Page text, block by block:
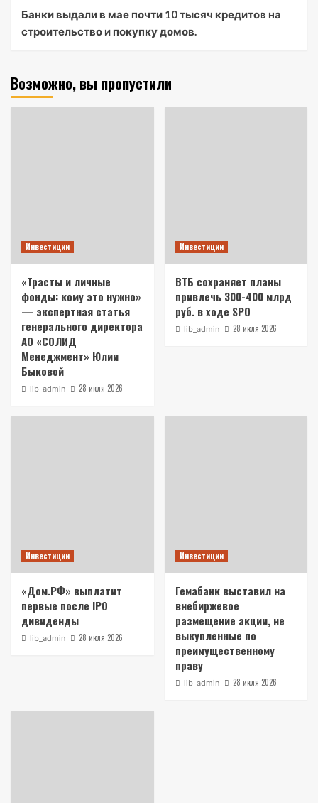
Банки выдали в мае почти 10 тысяч кредитов на
строительство и покупку домов.
Возможно, вы пропустили
Инвестиции
«Трасты и личные
фонды: кому это нужно»
— экспертная статья
генерального директора
АО «СОЛИД
Менеджмент» Юлии
Быковой
lib_admin 28 июля 2026
Инвестиции
ВТБ сохраняет планы
привлечь 300-400 млрд
руб. в ходе SPO
lib_admin 28 июля 2026
Инвестиции
«Дом.РФ» выплатит
первые после IPO
дивиденды
lib_admin 28 июля 2026
Инвестиции
Гемабанк выставил на
внебиржевое
размещение акции, не
выкупленные по
преимущественному
праву
lib_admin 28 июля 2026